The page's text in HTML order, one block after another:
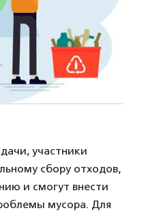
участники
сбору отходов,
и смогут внести
мусора. Для